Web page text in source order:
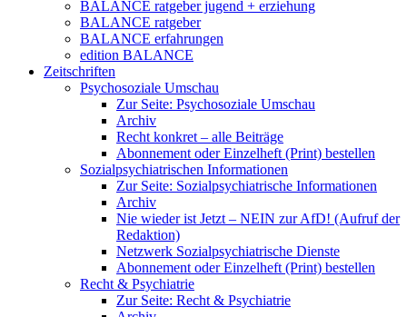
BALANCE ratgeber jugend + erziehung
BALANCE ratgeber
BALANCE erfahrungen
edition BALANCE
Zeitschriften
Psychosoziale Umschau
Zur Seite: Psychosoziale Umschau
Archiv
Recht konkret – alle Beiträge
Abonnement oder Einzelheft (Print) bestellen
Sozialpsychiatrischen Informationen
Zur Seite: Sozialpsychiatrische Informationen
Archiv
Nie wieder ist Jetzt – NEIN zur AfD! (Aufruf der
Redaktion)
Netzwerk Sozialpsychiatrische Dienste
Abonnement oder Einzelheft (Print) bestellen
Recht & Psychiatrie
Zur Seite: Recht & Psychiatrie